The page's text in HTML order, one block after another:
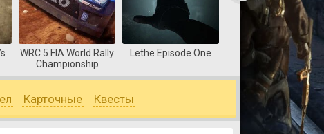
WRC 5 FIA World Rally
Championship
Lethe Episode One Coast Guard
Карточные Квесты